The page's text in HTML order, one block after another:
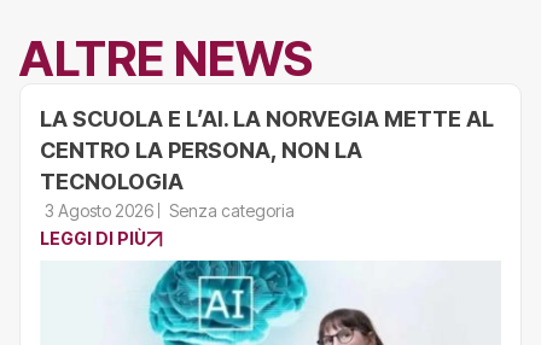
ALTRE NEWS
LA SCUOLA E L’AI. LA NORVEGIA METTE AL
CENTRO LA PERSONA, NON LA
TECNOLOGIA
3 Agosto 2026
Senza categoria
LEGGI DI PIÙ